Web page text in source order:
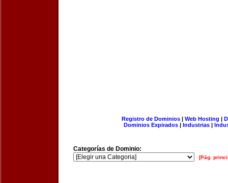
Registro de Dominios| Web Hosting |
Dominios Expirados | Industrias |
Categorías de Dominio:
[Pág.